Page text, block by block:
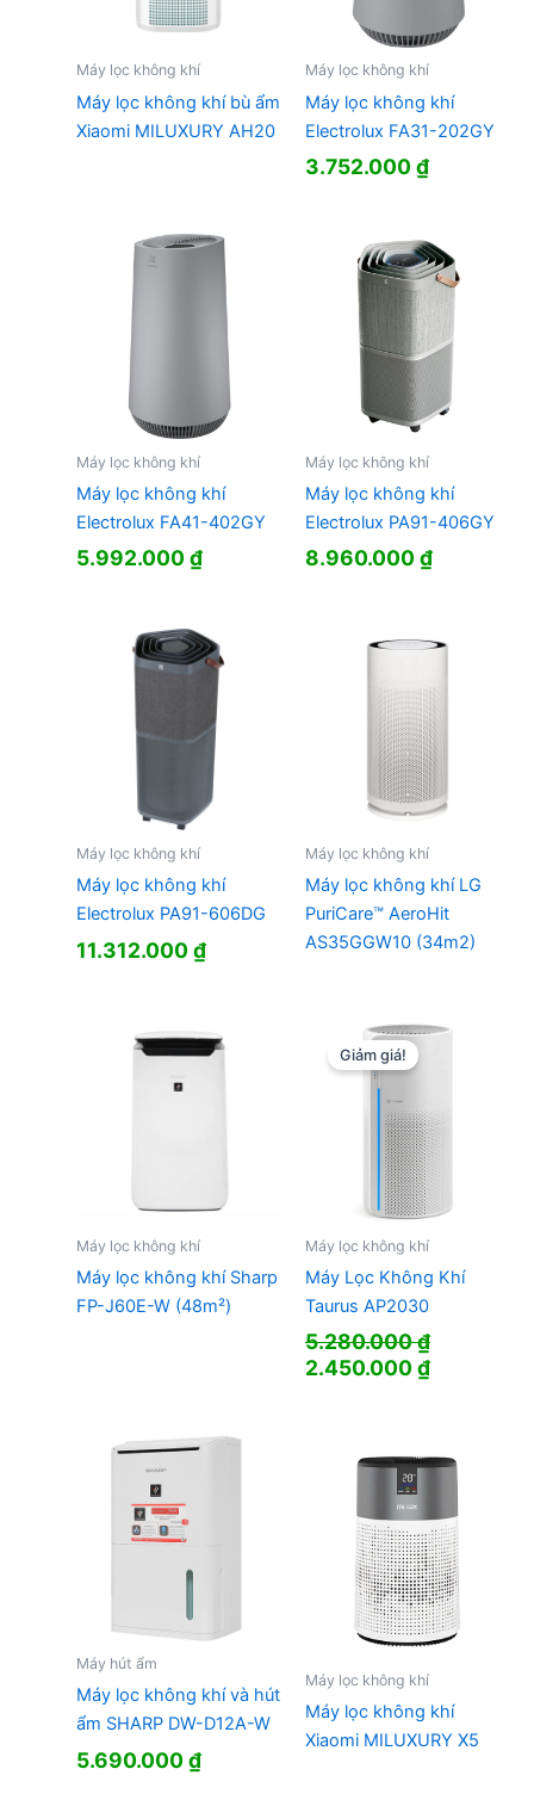
Máy lọc không khí
Máy lọc không khí bù ẩm
Xiaomi MILUXURY AH20
Máy lọc không khí
Máy lọc không khí
Electrolux FA31-202GY
3.752.000₫
Máy lọc không khí
Máy lọc không khí
Electrolux FA41-402GY
5.992.000₫
Máy lọc không khí
Máy lọc không khí
Electrolux PA91-406GY
8.960.000₫
Máy lọc không khí
Máy lọc không khí
Electrolux PA91-606DG
11.312.000₫
Máy lọc không khí
Máy lọc không khí LG
PuriCare™ AeroHit
AS35GGW10 (34m2)
Máy lọc không khí
Máy lọc không khí Sharp
FP-J60E-W (48m²)
Giảm giá!
Máy lọc không khí
Máy Lọc Không Khí
Taurus AP2030
5.280.000₫
Giá
2.450.000₫Giá
Máy hút ẩm
Máy lọc không khí và hút
ẩm SHARP DW-D12A-W
5.690.000₫
Máy lọc không khí
Máy lọc không khí
Xiaomi MILUXURY X5